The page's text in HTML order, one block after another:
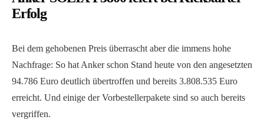
Erfolg
Bei dem gehobenen Preis überrascht aber die immens hohe
Nachfrage: So hat Anker schon Stand heute von den angesetzten
94.786 Euro deutlich übertroffen und bereits 3.808.535 Euro
erreicht. Und einige der Vorbestellerpakete sind so auch bereits
vergriffen.